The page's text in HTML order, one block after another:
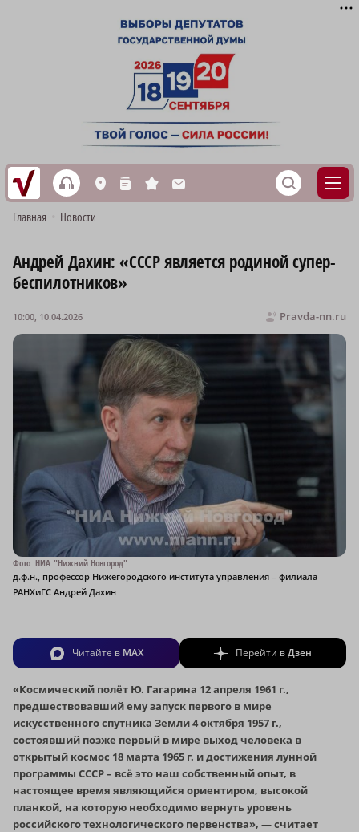
h L n s M S
Главная Новости
Андрей Дахин: «СССР является родиной супер-
беспилотников»
Pravda-nn.ru
10:00, 10.04.2026
Фото: НИА "Нижний Новгород"
д.ф.н., профессор Нижегородского института управления – филиала
РАНХиГС Андрей Дахин
Читайте в MAX Перейти вДзен
«Космический полёт Ю. Гагарина 12 апреля 1961 г.,
предшествовавший ему запуск первого в мире
искусственного спутника Земли 4 октября 1957 г.,
состоявший позже первый в мире выход человека в
открытый космос 18 марта 1965 г. и достижения лунной
программы СССР – всё это наш собственный опыт, в
настоящее время являющийся ориентиром, высокой
планкой, на которую необходимо вернуть уровень
российского технологического первенства», — считает